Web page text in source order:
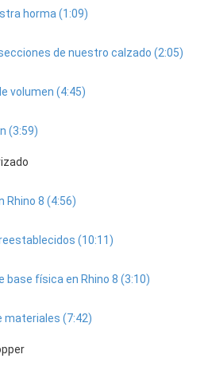
horma (1:09)
de nuestro calzado (2:05)
volumen (4:45)
(3:59)
Rhino 8 (4:56)
(10:11)
base física en Rhino 8 (3:10)
materiales (7:42)